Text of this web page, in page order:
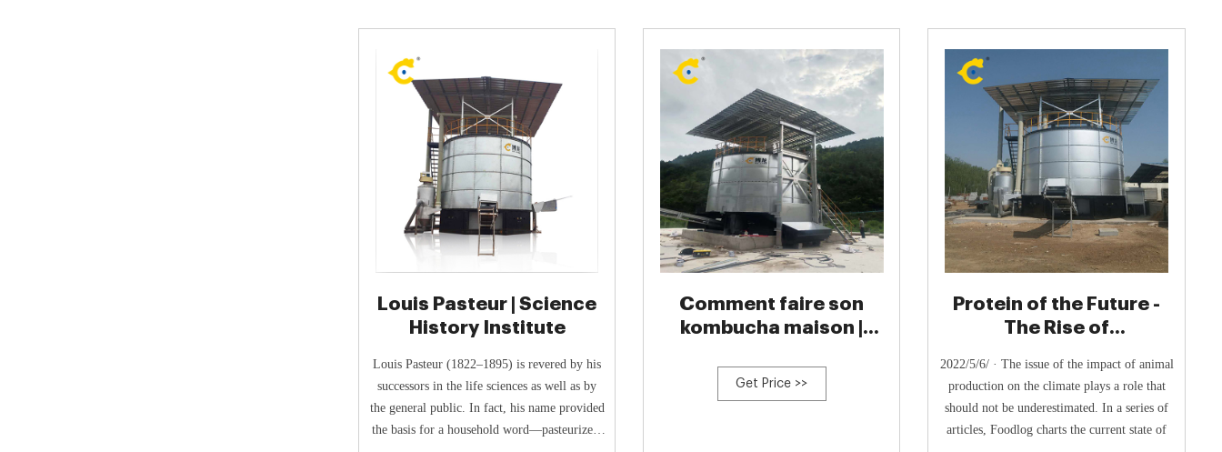
Louis Pasteur | Science
History Institute
Louis Pasteur (1822–1895) is revered by his
successors in the life sciences as well as by
the general public. In fact, his name provided
the basis for a household word—pasteurized.
Comment faire son
kombucha maison |
Get Price >>
Protein of the Future -
The Rise of
Technology
2022/5/6/ · The issue of the impact of animal
production on the climate plays a role that
should not be underestimated. In a series of
articles, Foodlog charts the current state of